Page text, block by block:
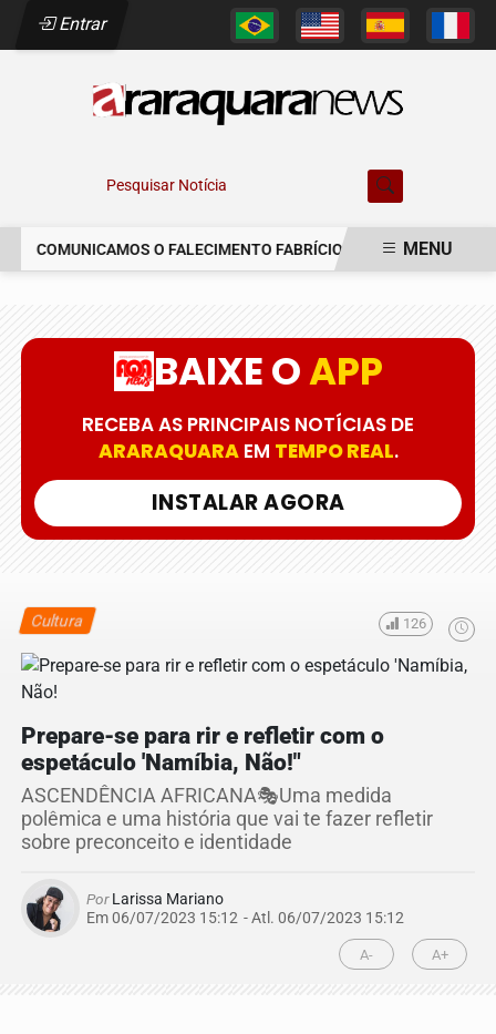
Entrar
Pesquisar Notícia
COMUNICAMOS O FALECIMENTO FABRÍCIO AUGUSTO FERREIRA
MENU
BAIXE OAPP
RECEBA AS PRINCIPAIS NOTÍCIAS DE
ARARAQUARAEM TEMPO REAL.
INSTALAR AGORA
Cultura 126
Prepare-se para rir e refletir com o
espetáculo 'Namíbia, Não!"
ASCENDÊNCIA AFRICANA🎭Uma medida
polêmica e uma história que vai te fazer refletir
sobre preconceito e identidade
PorLarissa Mariano
Em 06/07/2023 15:12 - Atl. 06/07/2023 15:12
A- A+